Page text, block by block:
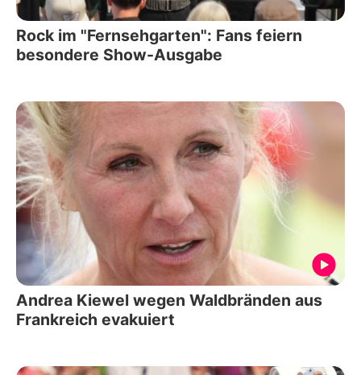
Rock im "Fernsehgarten": Fans feiern
besondere Show-Ausgabe
Andrea Kiewel wegen Waldbränden aus
Frankreich evakuiert